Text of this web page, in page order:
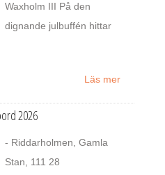
Waxholm III På den
dignande julbuffén hittar
Läs mer
2026
- Riddarholmen, Gamla
Stan, 111 28